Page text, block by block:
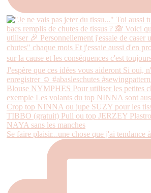
Se faire plaisir...une chose que j'ai tendance à